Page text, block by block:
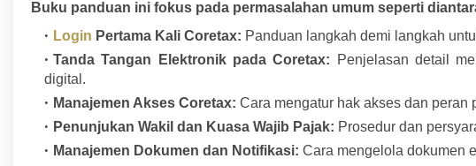
Buku panduan ini fokus pada permasalahan umum seperti
Login Pertama Kali Coretax: Panduan langkah demi langkah
Tanda Tangan Elektronik pada Coretax: Penjelasan detail
digital.
Manajemen Akses Coretax: Cara mengatur hak akses dan peran
Penunjukan Wakil dan Kuasa Wajib Pajak: Prosedur dan
Manajemen Dokumen dan Notifikasi: Cara mengelola dokumen